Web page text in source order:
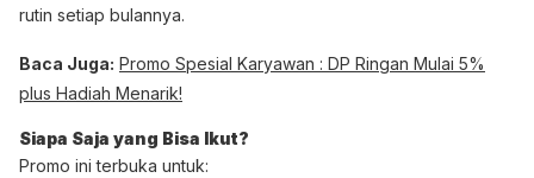
rutin setiap bulannya.
Baca Juga: Promo Spesial Karyawan : DP Ringan Mulai 5%
plus Hadiah Menarik!
Siapa Saja yang Bisa Ikut?
Promo ini terbuka untuk: